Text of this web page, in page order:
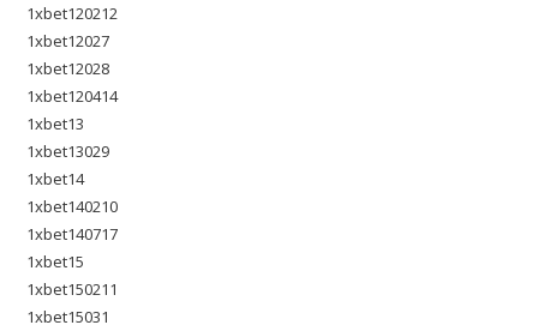
1xbet120212
1xbet12027
1xbet12028
1xbet120414
1xbet13
1xbet13029
1xbet14
1xbet140210
1xbet140717
1xbet15
1xbet150211
1xbet15031